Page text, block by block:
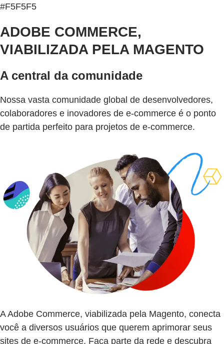
#F5F5F5
ADOBE COMMERCE,
VIABILIZADA PELA MAGENTO
A central da comunidade
Nossa vasta comunidade global de desenvolvedores,
colaboradores e inovadores de e-commerce é o ponto
de partida perfeito para projetos de e-commerce.
A Adobe Commerce, viabilizada pela Magento, conecta
você a diversos usuários que querem aprimorar seus
sites de e-commerce. Faça parte da rede e descubra